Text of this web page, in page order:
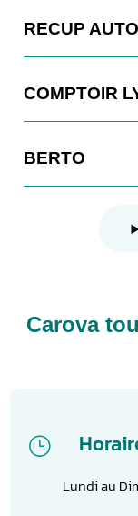
RECUP
COMPTOIR
BERTO
Carova
}
Lundi au